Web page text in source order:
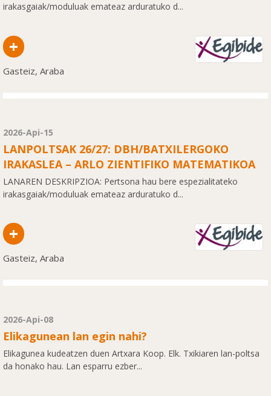
irakasgaiak/moduluak emateaz arduratuko d...
+
Gasteiz, Araba
2026-Api-15
LANPOLTSAK 26/27: DBH/BATXILERGOKO
IRAKASLEA – ARLO ZIENTIFIKO MATEMATIKOA
LANAREN DESKRIPZIOA: Pertsona hau bere espezialitateko
irakasgaiak/moduluak emateaz arduratuko d...
+
Gasteiz, Araba
2026-Api-08
Elikagunean lan egin nahi?
Elikagunea kudeatzen duen Artxara Koop. Elk. Txikiaren lan-poltsa
da honako hau. Lan esparru ezber...